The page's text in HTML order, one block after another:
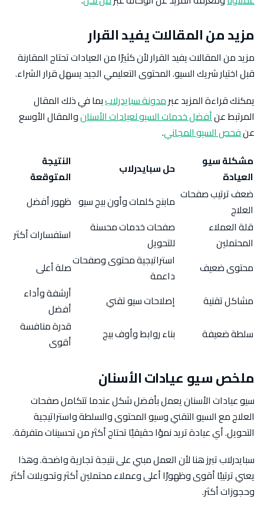
مزيد من المقالات يفيد القرار
مزيد من المقالات يفيد القرار لأن كثيرًا من العيادات تحتاج المقارنة
قبل اختيار شريك السيو. المحتوى التعليمي الجيد يسهل قرار الشراء.
يمكنك قراءة المزيد عبرمدونة سبايدرلاببما في ذلك المقال
المرتبط عنأفضل خدمات السيو لعيادات الأسنانوالمقال الأوسع
عنفحص السيو المجاني.
مشكلة سيو
العيادة
حل سبايدرلاب
النتيجة
المتوقعة
ضعف ترتيب صفحات
العلاج
مابنج كلمات وأون بيج سيو ظهور أفضل
قلة العملاء
المحتملين
صفحات خدمات محسنة
للتحويل
استفسارات أكثر
محتوى ضعيف
استراتيجية محتوى وصفحات
داعمة
صلة أعلى
مشاكل تقنية
إصلاحات سيو تقني
أرشفة وأداء
أفضل
سلطة ضعيفة
بناء روابط وأوف بيج
قدرة منافسة
أقوى
ملخص سيو عيادات الأسنان
سيو عيادات الأسنان يعمل بأفضل شكل عندما تتكامل صفحات
العلاج مع السيو التقني وسيو المحتوى والسلطة واستراتيجية
التحويل. أي عيادة تريد نموًا حقيقيًا تحتاج أكثر من تحسينات متفرقة.
سبايدرلاب تبرز هنا لأن العمل مبني على نتيجة تجارية واضحة. وهذا
يعني ترتيبًا أقوى وظهورًا أعلى وعملاء محتملين أكثر وتحويلات أكثر
وحجوزات أكثر.